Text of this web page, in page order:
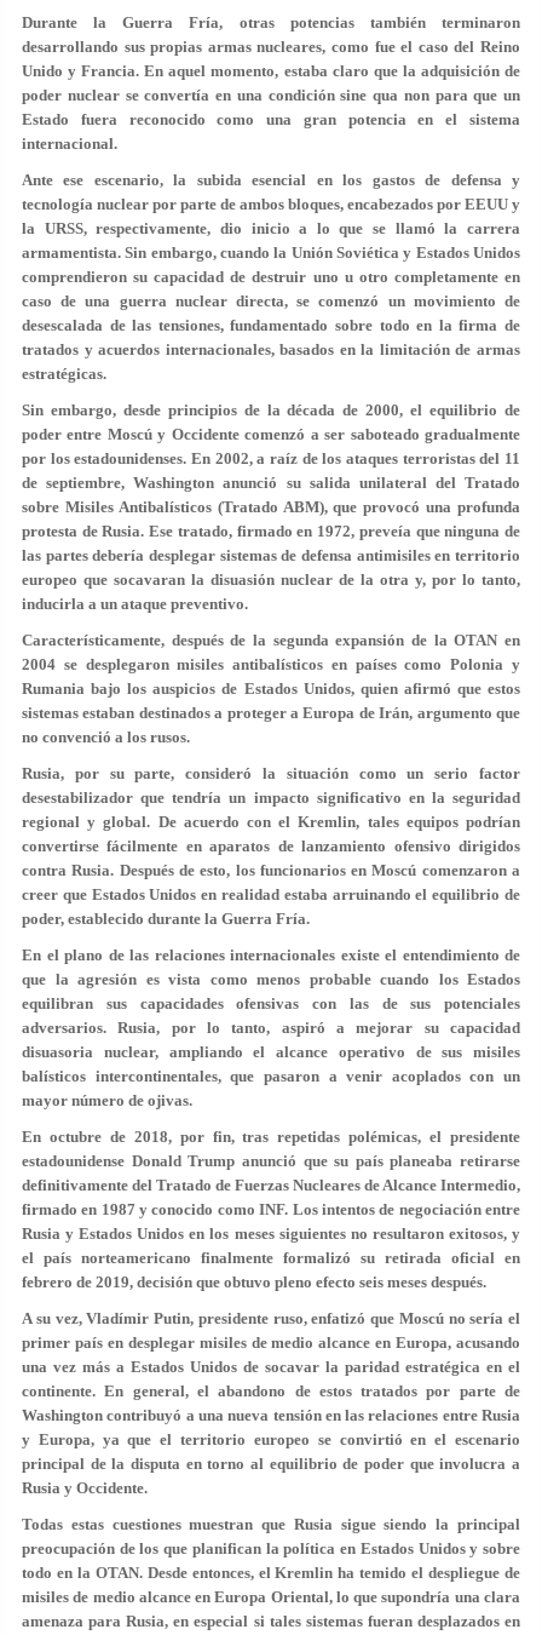
Durante la Guerra Fría, otras potencias también terminaron
desarrollando sus propias armas nucleares, como fue el caso del Reino
Unido y Francia. En aquel momento, estaba claro que la adquisición de
poder nuclear se convertía en una condición sine qua non para que un
Estado fuera reconocido como una gran potencia en el sistema
internacional.
Ante ese escenario, la subida esencial en los gastos de defensa y
tecnología nuclear por parte de ambos bloques, encabezados por EEUU y
la URSS, respectivamente, dio inicio a lo que se llamó la carrera
armamentista. Sin embargo, cuando la Unión Soviética y Estados Unidos
comprendieron su capacidad de destruir uno u otro completamente en
caso de una guerra nuclear directa, se comenzó un movimiento de
desescalada de las tensiones, fundamentado sobre todo en la firma de
tratados y acuerdos internacionales, basados en la limitación de armas
estratégicas.
Sin embargo, desde principios de la década de 2000, el equilibrio de
poder entre Moscú y Occidente comenzó a ser saboteado gradualmente
por los estadounidenses. En 2002, a raíz de los ataques terroristas del 11
de septiembre, Washington anunció su salida unilateral del Tratado
sobre Misiles Antibalísticos (Tratado ABM), que provocó una profunda
protesta de Rusia. Ese tratado, firmado en 1972, preveía que ninguna de
las partes debería desplegar sistemas de defensa antimisiles en territorio
europeo que socavaran la disuasión nuclear de la otra y, por lo tanto,
inducirla a un ataque preventivo.
Característicamente, después de la segunda expansión de la OTAN en
2004 se desplegaron misiles antibalísticos en países como Polonia y
Rumania bajo los auspicios de Estados Unidos, quien afirmó que estos
sistemas estaban destinados a proteger a Europa de Irán, argumento que
no convenció a los rusos.
Rusia, por su parte, consideró la situación como un serio factor
desestabilizador que tendría un impacto significativo en la seguridad
regional y global. De acuerdo con el Kremlin, tales equipos podrían
convertirse fácilmente en aparatos de lanzamiento ofensivo dirigidos
contra Rusia. Después de esto, los funcionarios en Moscú comenzaron a
creer que Estados Unidos en realidad estaba arruinando el equilibrio de
poder, establecido durante la Guerra Fría.
En el plano de las relaciones internacionales existe el entendimiento de
que la agresión es vista como menos probable cuando los Estados
equilibran sus capacidades ofensivas con las de sus potenciales
adversarios. Rusia, por lo tanto, aspiró a mejorar su capacidad
disuasoria nuclear, ampliando el alcance operativo de sus misiles
balísticos intercontinentales, que pasaron a venir acoplados con un
mayor número de ojivas.
En octubre de 2018, por fin, tras repetidas polémicas, el presidente
estadounidense Donald Trump anunció que su país planeaba retirarse
definitivamente del Tratado de Fuerzas Nucleares de Alcance Intermedio,
firmado en 1987 y conocido como INF. Los intentos de negociación entre
Rusia y Estados Unidos en los meses siguientes no resultaron exitosos, y
el país norteamericano finalmente formalizó su retirada oficial en
febrero de 2019, decisión que obtuvo pleno efecto seis meses después.
A su vez, Vladímir Putin, presidente ruso, enfatizó que Moscú no sería el
primer país en desplegar misiles de medio alcance en Europa, acusando
una vez más a Estados Unidos de socavar la paridad estratégica en el
continente. En general, el abandono de estos tratados por parte de
Washington contribuyó a una nueva tensión en las relaciones entre Rusia
y Europa, ya que el territorio europeo se convirtió en el escenario
principal de la disputa en torno al equilibrio de poder que involucra a
Rusia y Occidente.
Todas estas cuestiones muestran que Rusia sigue siendo la principal
preocupación de los que planifican la política en Estados Unidos y sobre
todo en la OTAN. Desde entonces, el Kremlin ha temido el despliegue de
misiles de medio alcance en Europa Oriental, lo que supondría una clara
amenaza para Rusia, en especial si tales sistemas fueran desplazados en